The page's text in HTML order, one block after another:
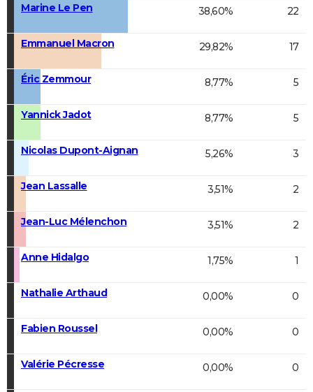
Marine Le Pen
38,60% 22
Emmanuel Macron 29,82% 17
Éric Zemmour 8,77% 5
Yannick Jadot 8,77% 5
Nicolas Dupont-Aignan 5,26% 3
Jean Lassalle 3,51% 2
Jean-Luc Mélenchon 3,51% 2
Anne Hidalgo 1,75% 1
Nathalie Arthaud 0,00% 0
Fabien Roussel 0,00% 0
Valérie Pécresse 0,00% 0